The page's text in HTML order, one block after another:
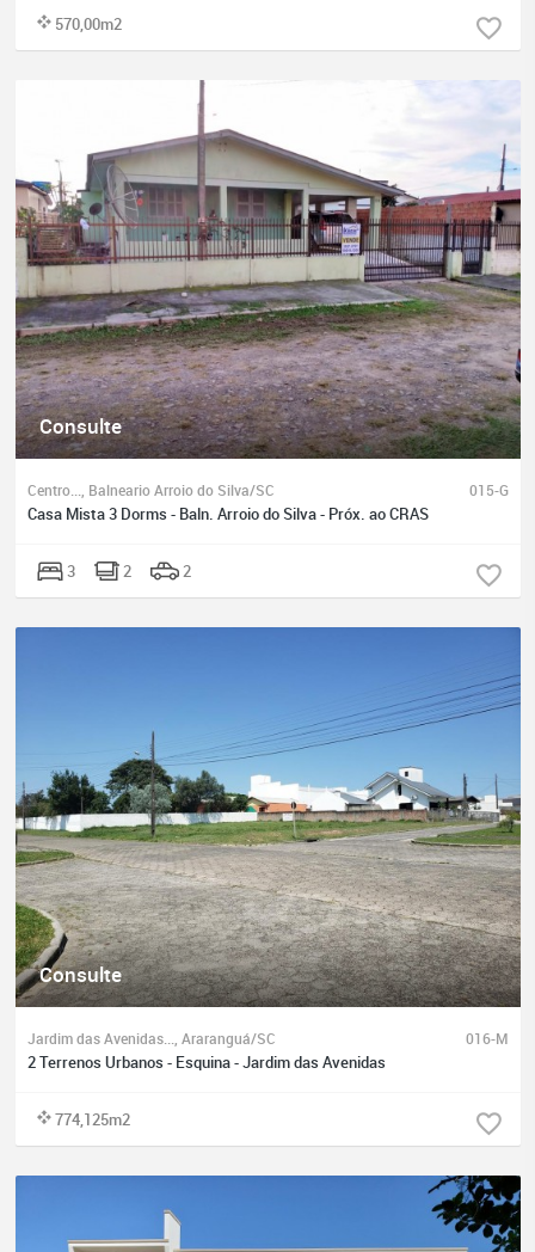
570,00m2
Consulte
Centro..., Balneario Arroio do Silva/SC 015-G
Casa Mista 3 Dorms - Baln. Arroio do Silva - Próx. ao CRAS
3 2 2
Consulte
Jardim das Avenidas..., Araranguá/SC 016-M
2 Terrenos Urbanos - Esquina - Jardim das Avenidas
774,125m2